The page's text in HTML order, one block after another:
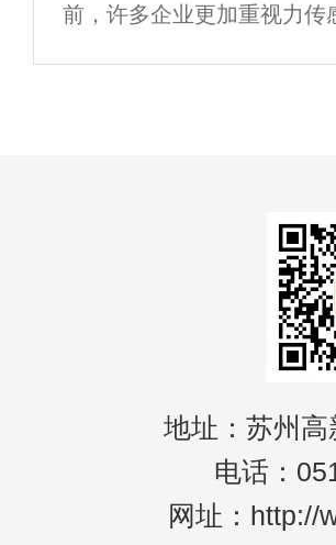
20g/L~50g/L。l根据产品说
前，许多企业更加重视力传
装过程中，首先要对测控传
地址：苏州
电话：
网址：http://